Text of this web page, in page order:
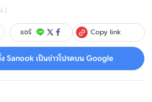
.)
แชร์ Copy link
Sanook เป็นข่าวโปรดบน Google